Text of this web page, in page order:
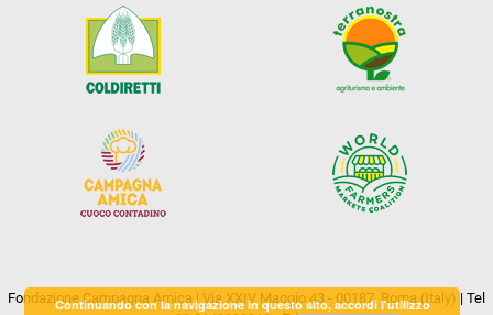
Fondazione Campagna Amica | Via XXIV Maggio 43 - 00187, Roma (Italy) | Tel
Continuando con la navigazione in questo sito, accordi l'utilizzo